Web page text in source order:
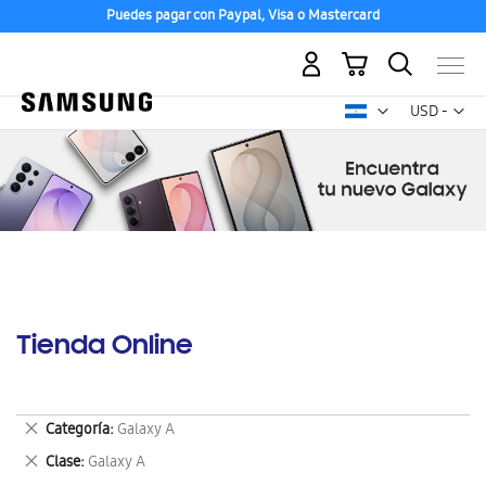
Puedes pagar con Paypal, Visa o Mastercard
USD -
dólar
Mi carrito
Tienda Online
Categoría Galaxy A
Eliminar
este
artículo
Clase Galaxy A
Eliminar